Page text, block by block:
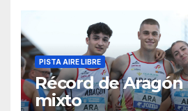
PISTA AIRE LIBRE
Récord de Aragón
mixto